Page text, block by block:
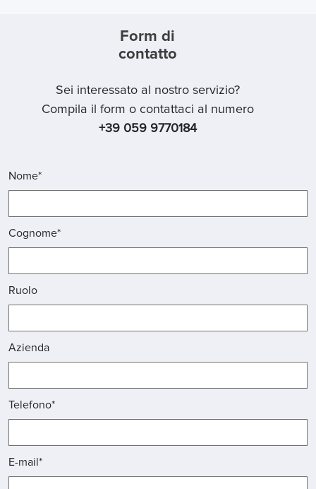
Form di
contatto
Sei interessato al nostro servizio?
Compila il form o contattaci al numero
+39 059 9770184
Nome*
Cognome*
Ruolo
Azienda
Telefono*
E-mail*